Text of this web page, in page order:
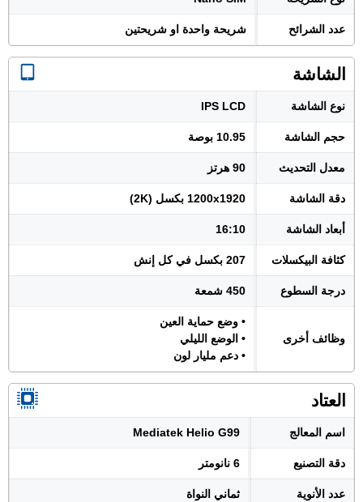
عدد الشرائح شريحة واحدة او شريحتين
الشاشة
نوع الشاشة IPS LCD
حجم الشاشة 10.95 بوصة
معدل التحديث 90 هرتز
دقة الشاشة 1200x1920 بكسل (2K)
أبعاد الشاشة 16:10
كثافة البيكسلات 207 بكسل في كل إنش
درجة السطوع 450 شمعة
وظائف أخرى
• وضع حماية العين
• الوضع الليلي
• دعم مليار لون
العتاد
اسم المعالج Mediatek Helio G99
دقة التصنيع 6 نانومتر
عدد الأنوية ثماني النواة